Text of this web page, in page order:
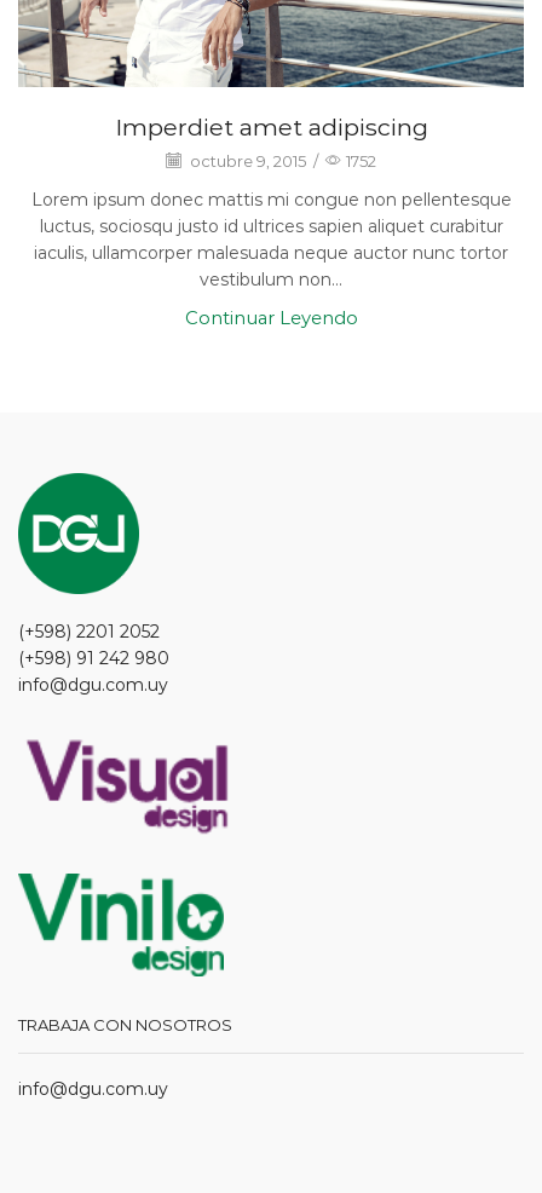
Imperdiet amet adipiscing
octubre 9, 2015 / 1752
Lorem ipsum donec mattis mi congue non pellentesque
luctus, sociosqu justo id ultrices sapien aliquet curabitur
iaculis, ullamcorper malesuada neque auctor nunc tortor
vestibulum non...
Continuar Leyendo
(+598) 2201 2052
(+598) 91 242 980
info@dgu.com.uy
TRABAJA CON NOSOTROS
info@dgu.com.uy